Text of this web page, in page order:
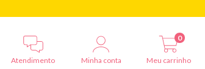
Atendimento Minha conta Meu carrinho
0